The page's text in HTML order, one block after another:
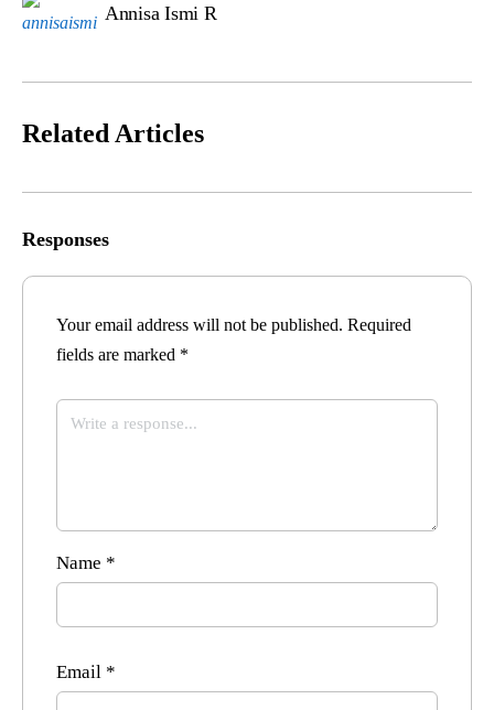
Annisa Ismi R
Related Articles
Responses
Your email address will not be published. Required
fields are marked *
Name *
Email *